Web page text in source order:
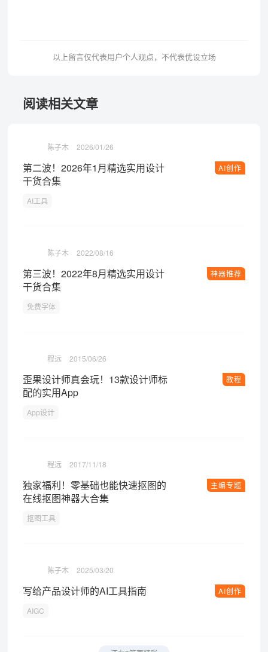
以上留言仅代表用户个人观点，不代表优设立场
阅读相关文章
陈子木 2026/01/26
AI创作
第二波！2026年1月精选实用设计
干货合集
AI工具
陈子木 2022/08/16
神器推荐
第三波！2022年8月精选实用设计
干货合集
免费字体
程远 2015/06/26
教程
歪果设计师真会玩！13款设计师标
配的实用App
App设计
程远 2017/11/18
主编专题
独家福利！零基础也能快速抠图的
在线抠图神器大合集
抠图工具
陈子木 2025/03/20
AI创作
写给产品设计师的AI工具指南
AIGC